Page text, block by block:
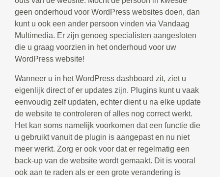
geen onderhoud voor WordPress websites doen, dan
kunt u ook een ander persoon vinden via Vandaag
Multimedia. Er zijn genoeg specialisten aangesloten
die u graag voorzien in het onderhoud voor uw
WordPress website!
Wanneer u in het WordPress dashboard zit, ziet u
eigenlijk direct of er updates zijn. Plugins kunt u vaak
eenvoudig zelf updaten, echter dient u na elke update
de website te controleren of alles nog correct werkt.
Het kan soms namelijk voorkomen dat een functie die
u gebruikt vanuit de plugin is aangepast en nu niet
meer werkt. Zorg er ook voor dat er regelmatig een
back-up van de website wordt gemaakt. Dit is vooral
ook aan te raden als er een grote verandering is